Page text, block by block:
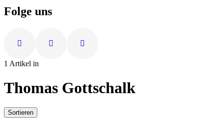
Folge uns
1 Artikel in
Thomas Gottschalk
Sortieren